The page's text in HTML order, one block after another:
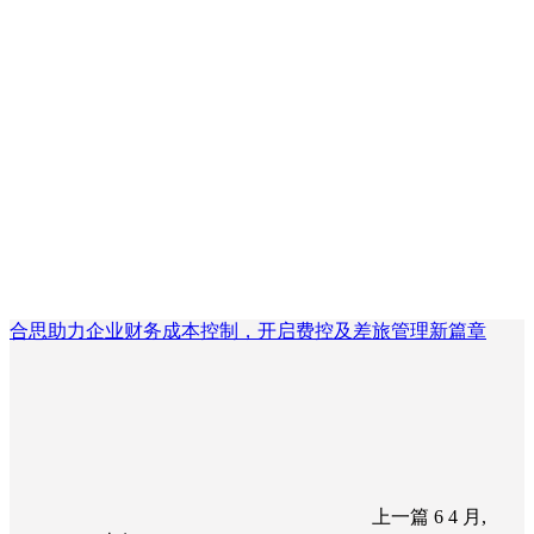
合思助力企业财务成本控制，开启费控及差旅管理新篇章
上一篇 6 4 月,